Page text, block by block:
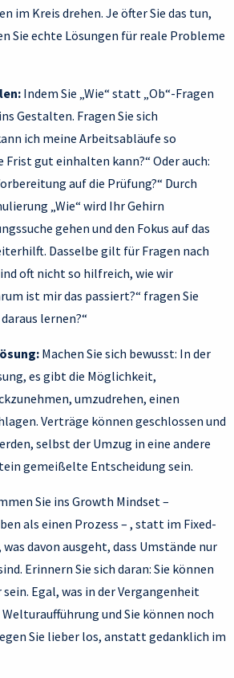
im Kreis drehen. Je öfter Sie das tun,
Sie echte Lösungen für reale Probleme
Indem Sie „Wie“ statt „Ob“-Fragen
Gestalten. Fragen Sie sich
ich meine Arbeitsabläufe so
Frist gut einhalten kann?“ Oder auch:
auf die Prüfung?“ Durch
„Wie“ wird Ihr Gehirn
gehen und den Fokus auf das
Dasselbe gilt für Fragen nach
oft nicht so hilfreich, wie wir
ist mir das passiert?“ fragen Sie
lernen?“
Machen Sie sich bewusst: In der
es gibt die Möglichkeit,
umzudrehen, einen
Verträge können geschlossen und
selbst der Umzug in eine andere
gemeißelte Entscheidung sein.
Sie ins Growth Mindset –
als einen Prozess – , statt im Fixed-
davon ausgeht, dass Umstände nur
Erinnern Sie sich daran: Sie können
Egal, was in der Vergangenheit
und Sie können noch
Sie lieber los, anstatt gedanklich im